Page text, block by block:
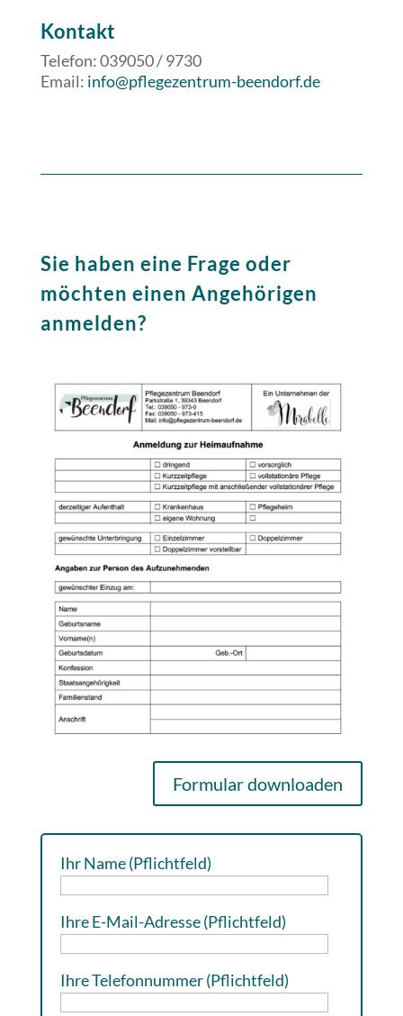
​​Kontakt
Telefon: 039050 / 9730
Email: info@pflegezentrum-beendorf.de
Sie haben eine Frage oder
möchten einen Angehörigen
anmelden?
Formular downloaden
Ihr Name (Pflichtfeld)
Ihre E-Mail-Adresse (Pflichtfeld)
Ihre Telefonnummer (Pflichtfeld)